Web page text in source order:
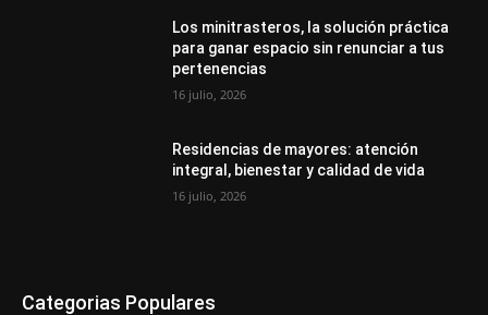
Los minitrasteros, la solución práctica
para ganar espacio sin renunciar a tus
pertenencias
16 julio, 2026
Residencias de mayores: atención
integral, bienestar y calidad de vida
16 julio, 2026
Categorias Populares